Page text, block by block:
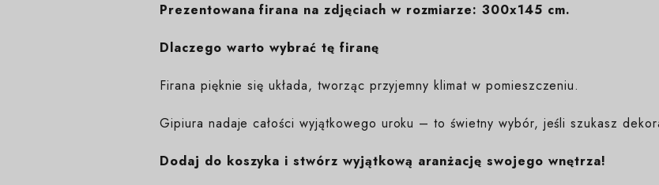
Prezentowana firana na zdjęciach w rozmiarze: 300x145 cm.
Dlaczego warto wybrać tę firanę
Firana pięknie się układa, tworząc przyjemny klimat w pomieszczeniu.
Gipiura nadaje całości wyjątkowego uroku – to świetny wybór, jeśli szukasz
Dodaj do koszyka i stwórz wyjątkową aranżację swojego wnętrza!